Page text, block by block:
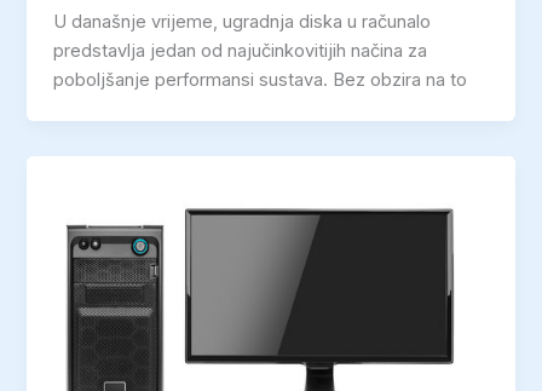
U današnje vrijeme, ugradnja diska u računalo
predstavlja jedan od najučinkovitijih načina za
poboljšanje performansi sustava. Bez obzira na to